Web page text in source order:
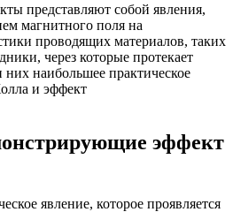
представляют собой явления,
магнитного поля на
проводящих материалов, таких
через которые протекает
них наибольшее практическое
и эффект
эффект
явление, которое проявляется